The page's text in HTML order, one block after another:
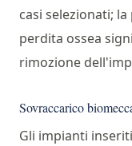
casi selezionati;
perdita ossea
rimozione
Sovraccarico
Gli impianti